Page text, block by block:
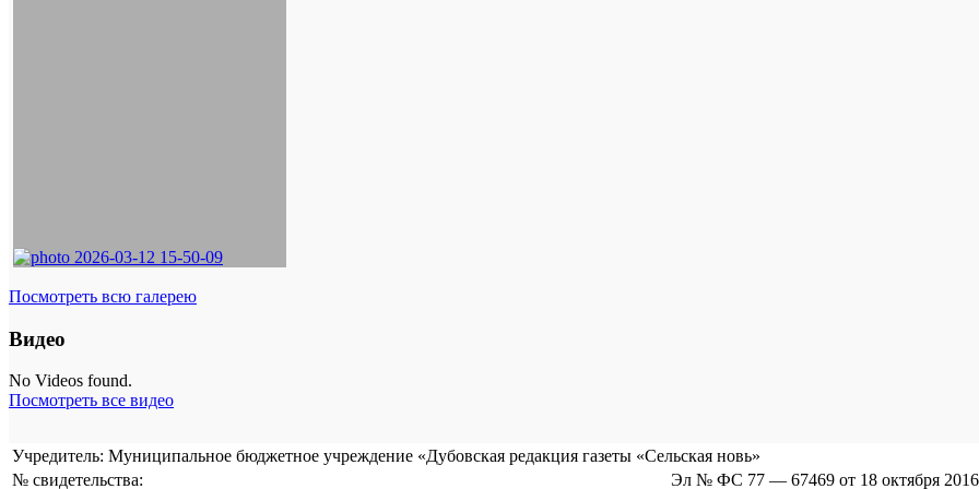
Посмотреть всю галерею
Видео
No Videos found.
Посмотреть все видео
Учредитель: Муниципальное бюджетное учреждение «Дубовская редакция газеты «Сельская новь»
№ свидетельства:
Эл № ФС 77 — 67469 от 18 октября